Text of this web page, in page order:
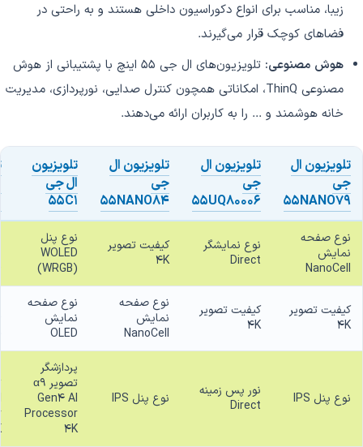
زیبا، مناسب برای انواع دکوراسیون داخلی هستند و به راحتی در
فضاهای کوچک قرار می‌گیرند.
هوش مصنوعی:
تلویزیون‌های ال جی 55 اینچ با پشتیبانی از هوش
مصنوعی ThinQ، امکاناتی همچون کنترل صدایی، نورپردازی، مدیریت
خانه هوشمند و ... را به کاربران ارائه می‌دهند.
تلویزیون ال
جی
55NANO79
تلویزیون ال
جی
55UQ80006
تلویزیون ال
جی
55NANO84
تلویزیون
ال جی
55C1
نوع صفحه
نمایش
NanoCell
نوع نمایشگر
Direct
کیفیت تصویر
4K
نوع پنل
WOLED
(WRGB)
کیفیت تصویر
4K
کیفیت تصویر
4K
نوع صفحه
نمایش
NanoCell
نوع صفحه
نمایش
OLED
نوع پنل IPS
نور پس زمینه
Direct
نوع پنل IPS
پردازشگر
تصویر α9
Gen4 AI
Processor
4K